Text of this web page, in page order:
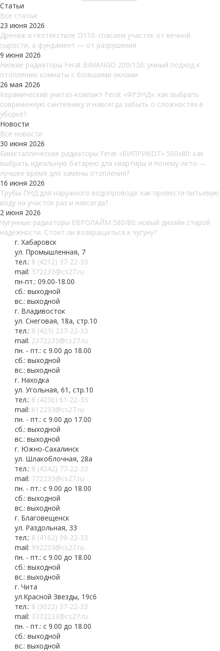
Статьи
Все cтатьи
23 июня 2026
Дренаж в геотекстиле D110: спасаем участок от вечной
сырости, а фундамент — от разрушения
9 июня 2026
Низкие радиаторы Ferat BiMANGO 200/120: умный подход к
отоплению комнаты с большими окнами
26 мая 2026
Керамический унитаз-компакт Ferat «ФРЭНД»: как выбрать
современную сантехнику и навсегда забыть о сложностях в
уборке?
Новости
Все новости
30 июня 2026
Биметаллические радиаторы Ferat «БИПРИКОТ» 500x80: как
выбрать идеальную батарею для квартиры и почему лето —
лучшее время для замены отопления?
16 июня 2026
Трубы ПНД для наружного водопровода: как провести питьевую
воду на участок раз и навсегда?
2 июня 2026
Чугунные радиаторы ЕВРОЛАЙМ 580/80: новый дизайн старой
надежности. Стоит ли возвращаться к чугуну?
г. Хабаровск
ул. Промышленная, 7
тел.: 8 (4212) 37-22-33
mail: 372233@cs27.ru
пн-пт.: 09.00-18.00
сб.: выходной
вс.: выходной
г. Владивосток
ул. Снеговая, 18а, стр.10
тел.: 8 (423) 237-22-33
mail: 2372233@cs27.ru
пн. - пт.: с 9.00 до 18.00
сб.: выходной
вс.: выходной
г. Находка
ул. Угольная, 61, стр.10
тел.: 8 (4236) 61-22-33
mail: 612233@cs27.ru
пн. - пт.: с 9.00 до 17.00
сб.: выходной
вс.: выходной
г. Южно-Сахалинск
ул. Шлакоблочная, 28а
тел.: 8 (4242) 77-22-33
mail: 772233@cs27.ru
пн. - пт.: с 9.00 до 18.00
сб.: выходной
вс.: выходной
г. Благовещенск
ул. Раздольная, 33
тел.: 8 (4162) 99-22-33
mail: 992233@cs27.ru
пн. - пт.: с 9.00 до 18.00
сб.: выходной
вс.: выходной
г. Чита
ул.Красной Звезды, 19с6
тел.: 8 (3022) 37-22-33
mail: 3372233@cs27.ru
пн. - пт.: с 9.00 до 18.00
сб.: выходной
вс.: выходной